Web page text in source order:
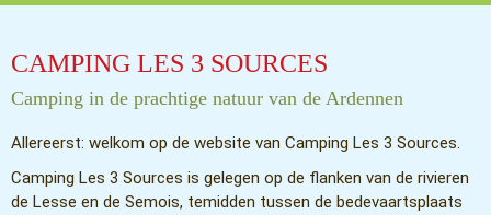
CAMPING LES 3 SOURCES
Camping in de prachtige natuur van de Ardennen
Allereerst: welkom op de website van Camping Les 3 Sources.
Camping Les 3 Sources is gelegen op de flanken van de rivieren
de Lesse en de Semois, temidden tussen de bedevaartsplaats